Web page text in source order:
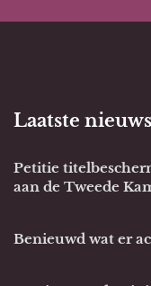
Laatste nieuws
Petitie
aan de Tweede
Benieuwd wat er